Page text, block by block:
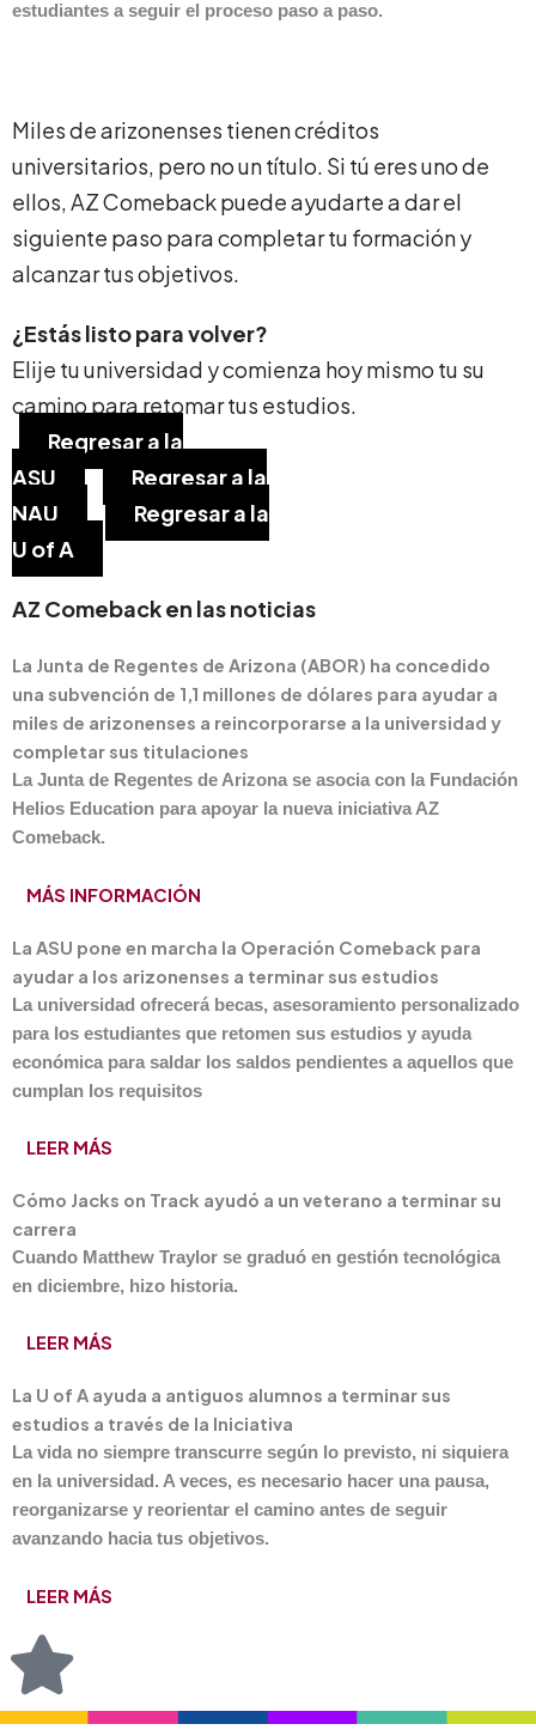
estudiantes a seguir el proceso paso a paso.
Miles de arizonenses tienen créditos
universitarios, pero no un título. Si tú eres uno de
ellos, AZ Comeback puede ayudarte a dar el
siguiente paso para completar tu formación y
alcanzar tus objetivos.
¿Estás listo para volver?
Elije tu universidad y comienza hoy mismo tu su
camino para retomar tus estudios.
Regresar a la
ASU
Regresar a la
NAU
Regresar a la
U of A
AZ Comeback en las noticias
La Junta de Regentes de Arizona (ABOR) ha concedido
una subvención de 1,1 millones de dólares para ayudar a
miles de arizonenses a reincorporarse a la universidad y
completar sus titulaciones
La Junta de Regentes de Arizona se asocia con la Fundación
Helios Education para apoyar la nueva iniciativa AZ
Comeback.
MÁS INFORMACIÓN
La ASU pone en marcha la Operación Comeback para
ayudar a los arizonenses a terminar sus estudios
La universidad ofrecerá becas, asesoramiento personalizado
para los estudiantes que retomen sus estudios y ayuda
económica para saldar los saldos pendientes a aquellos que
cumplan los requisitos
LEER MÁS
Cómo Jacks on Track ayudó a un veterano a terminar su
carrera
Cuando Matthew Traylor se graduó en gestión tecnológica
en diciembre, hizo historia.
LEER MÁS
La U of A ayuda a antiguos alumnos a terminar sus
estudios a través de la Iniciativa
La vida no siempre transcurre según lo previsto, ni siquiera
en la universidad. A veces, es necesario hacer una pausa,
reorganizarse y reorientar el camino antes de seguir
avanzando hacia tus objetivos.
LEER MÁS